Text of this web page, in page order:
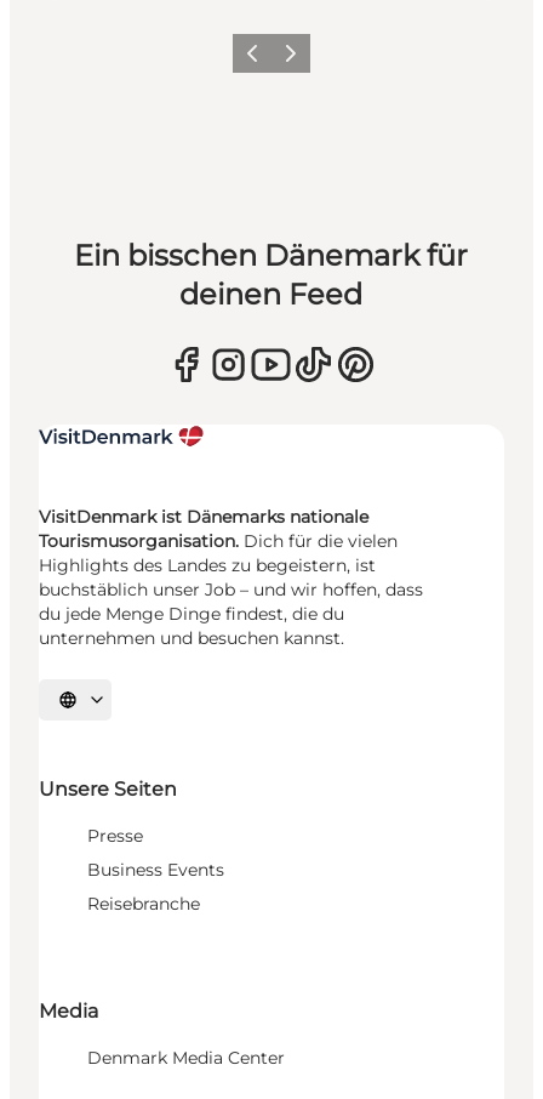
ZurückWeiter
Ein bisschen Dänemark für
deinen Feed
VisitDenmark ist Dänemarks nationale
Tourismusorganisation. Dich für die vielen
Highlights des Landes zu begeistern, ist
buchstäblich unser Job – und wir hoffen, dass
du jede Menge Dinge findest, die du
unternehmen und besuchen kannst.
Sprache auswählen
Unsere Seiten
Presse
Business Events
Reisebranche
Media
Denmark Media Center